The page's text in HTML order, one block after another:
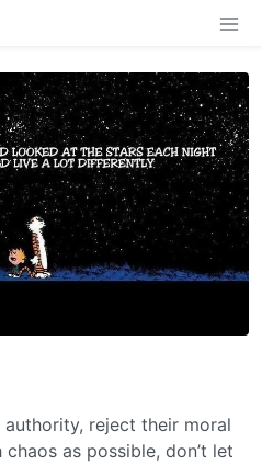
reject their moral
as possible, don’t let